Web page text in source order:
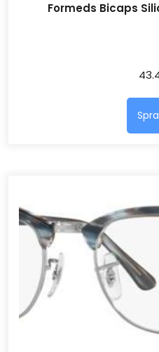
Formeds Bicaps